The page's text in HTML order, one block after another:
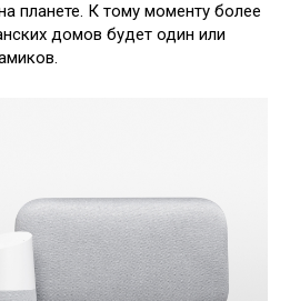
планете. К тому моменту более
домов будет один или